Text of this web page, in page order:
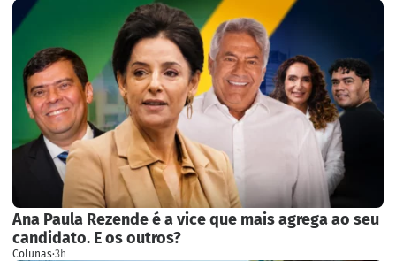
Ana Paula Rezende é a vice que mais agrega ao seu
candidato. E os outros?
Colunas·3h